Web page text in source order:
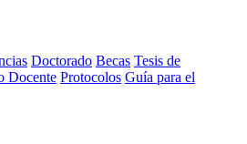
Doctorado Becas Tesis de
Docente Protocolos Guía para el